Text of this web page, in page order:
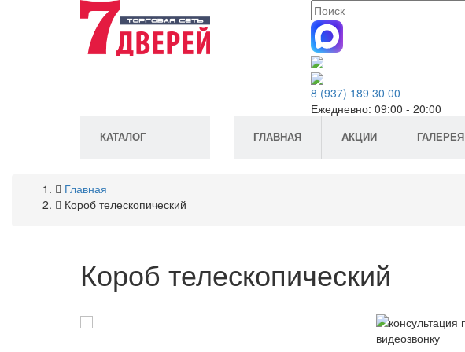
8 (937) 189 30 00
Ежедневно: 09:00 - 20:00
КАТАЛОГ ГЛАВНАЯ АКЦИИ ГАЛЕРЕЯ
Главная
Короб телескопический
Короб телескопический
видеозвонку